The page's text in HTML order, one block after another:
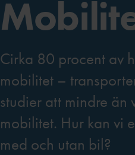
Cirka 80 procent av
mobilitet –
studier att mindre
mobilitet. Hur kan vi
med och utan bil?